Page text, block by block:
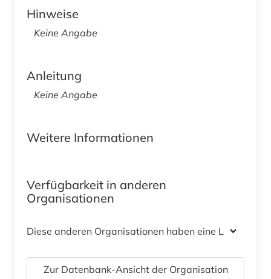
Hinweise
Keine Angabe
Anleitung
Keine Angabe
Weitere Informationen
Verfügbarkeit in anderen
Organisationen
Diese anderen Organisationen haben eine Lizenz
Zur Datenbank-Ansicht der Organisation